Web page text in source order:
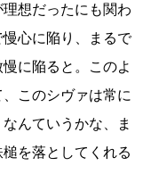
想だったにも関わ
心に陥り、まるで
に陥ると。このよ
このシヴァは常に
んていうかな、ま
を落としてくれる